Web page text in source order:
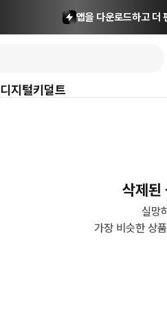
앱을 다운로드하고 더
디지털키덜트
삭제된
실망
가장 비슷한 상